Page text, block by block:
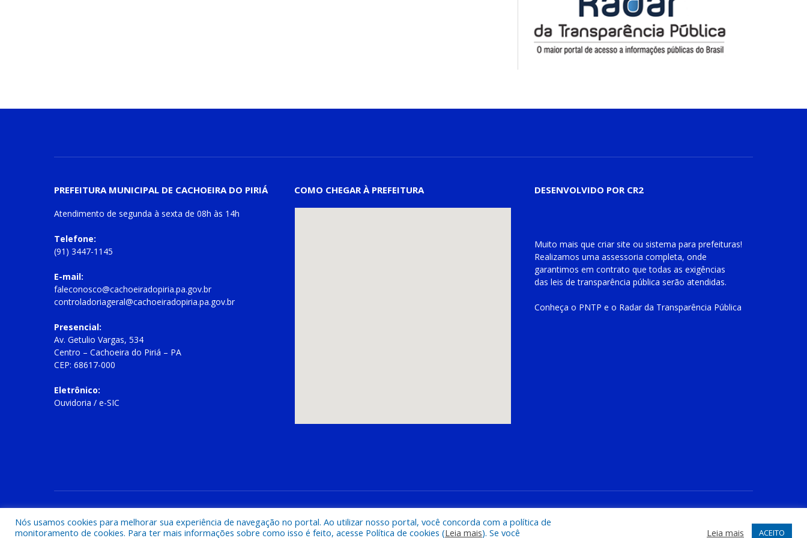
PREFEITURA MUNICIPAL DE CACHOEIRA DO PIRIÁ
Atendimento de segunda à sexta de 08h às 14h
Telefone:
(91) 3447-1145
E-mail:
faleconosco@cachoeiradopiria.pa.gov.br
controladoriageral@cachoeiradopiria.pa.gov.br
Presencial:
Av. Getulio Vargas, 534
Centro – Cachoeira do Piriá – PA
CEP: 68617-000
Eletrônico:
Ouvidoria / e-SIC
COMO CHEGAR À PREFEITURA DESENVOLVIDO POR CR2
Muito mais que criar site ou sistema para prefeituras!
Realizamos uma assessoria completa, onde
garantimos em contrato que todas as exigências
das leis de transparência pública serão atendidas.
Conheça o PNTP e o Radar da Transparência Pública
Nós usamos cookies para melhorar sua experiência de navegação no portal. Ao utilizar nosso portal, você concorda com a política de
monitoramento de cookies. Para ter mais informações sobre como isso é feito, acesse Política de cookies (Leia mais). Se você
Leia mais ACEITO